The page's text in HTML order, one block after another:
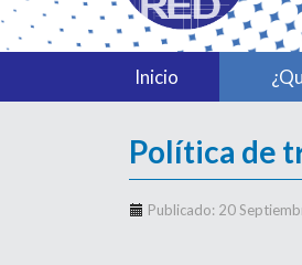
Inicio
Política de
Publicado: 20